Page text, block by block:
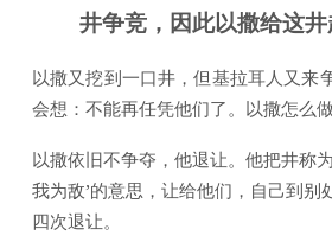
井争竞，因此以撒给这井
以撒又挖到一口井，但基拉耳人又来
会想：不能再任凭他们了。以撒怎么
以撒依旧不争夺，他退让。他把井称
我为敌’的意思，让给他们，自己到别
四次退让。